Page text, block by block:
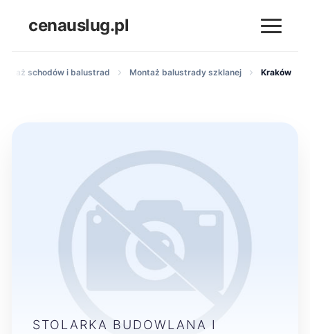
cenauslug.pl
schodów i balustrad Montaż balustrady szklanej Kraków
STOLARKA BUDOWLANA I